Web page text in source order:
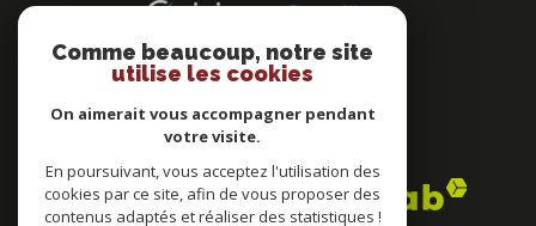
ADHÉRENTS
Comme beaucoup, notre site
utilise les cookies
On aimerait vous accompagner pendant
votre visite.
En poursuivant, vous acceptez l'utilisation des
cookies par ce site, afin de vous proposer des
contenus adaptés et réaliser des statistiques !